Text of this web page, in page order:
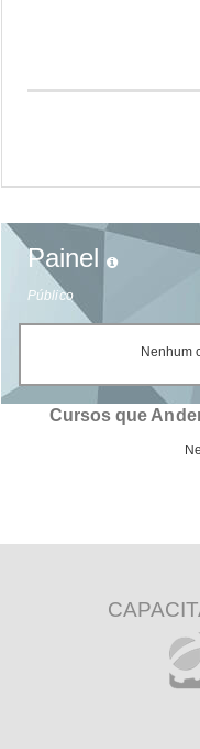
Painel
Público
Nenhum
Cursos que